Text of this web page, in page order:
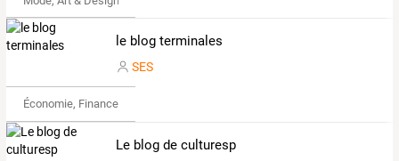
le blog terminales
SES
Économie, Finance & Droit
Le blog de culturesp